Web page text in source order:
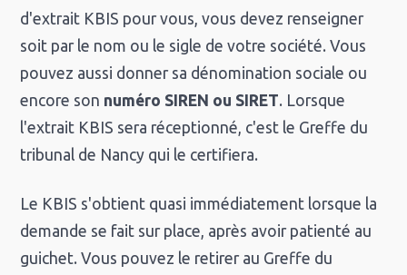
d'extrait KBIS pour vous, vous devez renseigner
soit par le nom ou le sigle de votre société. Vous
pouvez aussi donner sa dénomination sociale ou
encore son numéro SIREN ou SIRET. Lorsque
l'extrait KBIS sera réceptionné, c'est le Greffe du
tribunal de Nancy qui le certifiera.
Le KBIS s'obtient quasi immédiatement lorsque la
demande se fait sur place, après avoir patienté au
guichet. Vous pouvez le retirer au Greffe du